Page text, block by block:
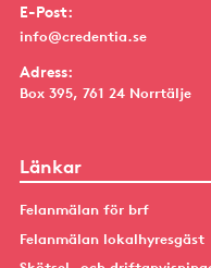
E-Post:
info@credentia.se
Adress:
Box 395, 761 24 Norrtälje
Länkar
Felanmälan för brf
Felanmälan lokalhyresgäst